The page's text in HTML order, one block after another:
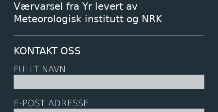
Værvarsel fra Yr levert av
Meteorologisk institutt og NRK
KONTAKT OSS
FULLT NAVN
E-POST ADRESSE